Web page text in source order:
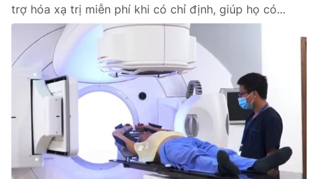
trợ hóa xạ trị miễn phí khi có chỉ định, giúp họ có...